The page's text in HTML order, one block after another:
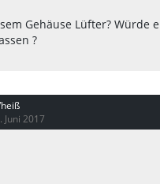
Gehäuse Lüfter? Würde
?
Juni 2017